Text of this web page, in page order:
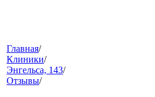
меню
Главная/
Клиники/
Энгельса, 143/
Отзывы/